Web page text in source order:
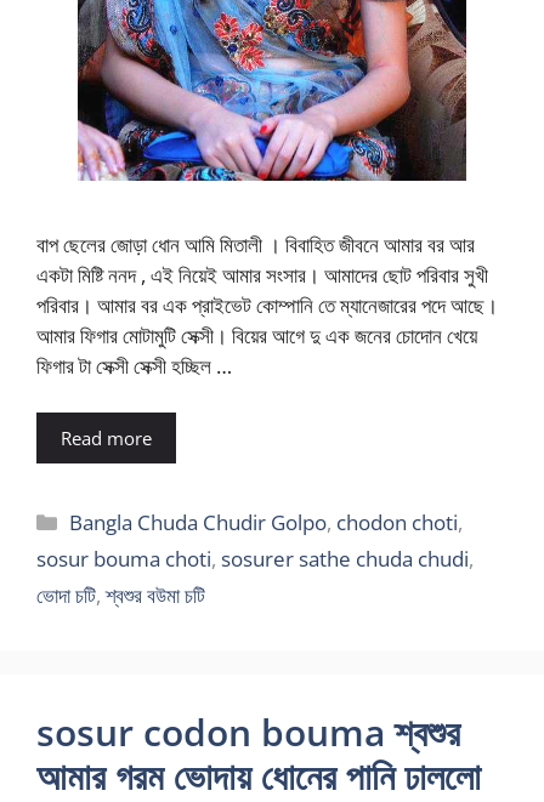
বাপ ছেলের জোড়া ধোন আমি মিতালী । বিবাহিত জীবনে আমার বর আর
একটা মিষ্টি ননদ , এই নিয়েই আমার সংসার। আমাদের ছোট পরিবার সুখী
পরিবার। আমার বর এক প্রাইভেট কোম্পানি তে ম্যানেজারের পদে আছে।
আমার ফিগার মোটামুটি সেক্সী। বিয়ের আগে দু এক জনের চোদোন খেয়ে
ফিগার টা সেক্সী সেক্সী হচ্ছিল …
Read more
Categories
Bangla Chuda Chudir Golpo, chodon choti,
sosur bouma choti, sosurer sathe chuda chudi,
ভোদা চটি,শ্বশুর বউমা চটি
sosur codon bouma শ্বশুর
আমার গরম ভোদায় ধোনের পানি ঢাললো